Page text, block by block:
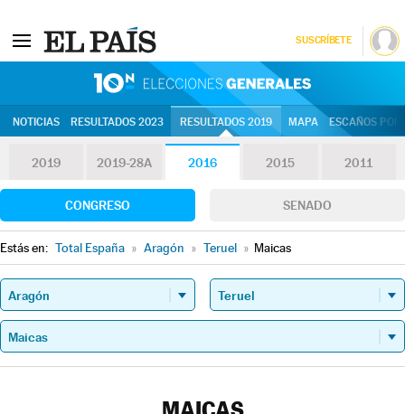
SUSCRÍBETE
NOTICIAS RESULTADOS 2023 RESULTADOS 2019 MAPA ESCAÑOS
2019 2019-28A 2016 2015 2011
CONGRESO SENADO
Estás en: Total España » Aragón » Teruel » Maicas